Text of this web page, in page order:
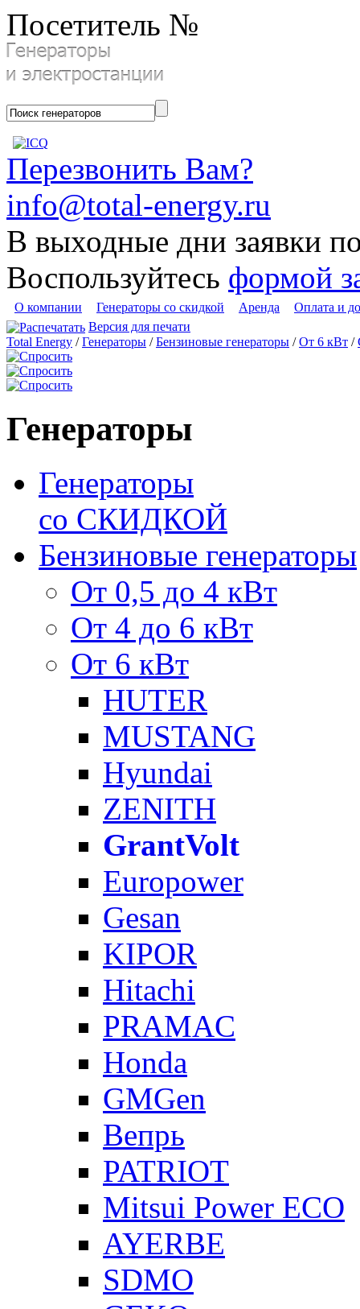
Посетитель №
Перезвонить Вам?
info@total-energy.ru
В выходные дни заявки
Воспользуйтесь формой
О компании Генераторы со скидкой Аренда
Оплата и
Версия для печати
Total Energy /Генераторы /Бензиновые генераторы /От 6 кВт /
Генераторы
Генераторы
со СКИДКОЙ
Бензиновые генераторы
От 0,5 до 4 кВт
От 4 до 6 кВт
От 6 кВт
HUTER
MUSTANG
Hyundai
ZENITH
GrantVolt
Europower
Gesan
KIPOR
Hitachi
PRAMAC
Honda
GMGen
Вепрь
PATRIOT
Mitsui Power ECO
AYERBE
SDMO